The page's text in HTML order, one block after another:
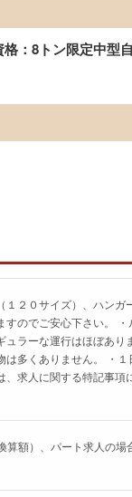
：8トン限定中型
２０サイズ）、ハンガ
のでご安心下さい。 ・
ラーな運行はほぼあり
多くありません。 ・１
求人に関する特記事項
額）、パート求人の場